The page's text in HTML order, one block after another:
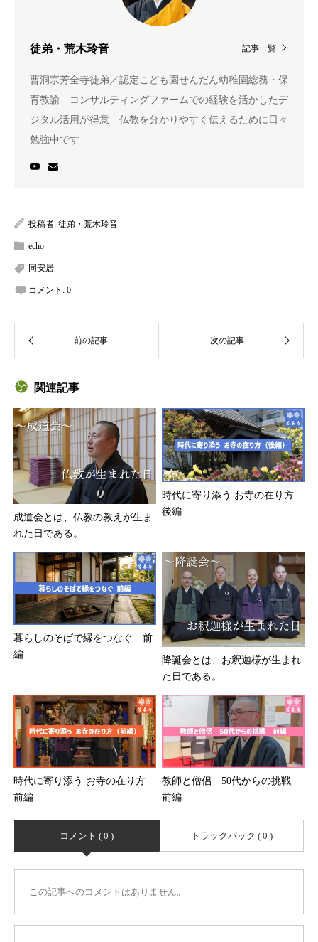
記事一覧
徒弟・荒木玲音
曹洞宗芳全寺徒弟／認定こども園せんだん幼稚園総務・保
育教諭 コンサルティングファームでの経験を活かしたデ
ジタル活用が得意 仏教を分かりやすく伝えるために日々
勉強中です
投稿者: 徒弟・荒木玲音
echo
同安居
コメント: 0
関連記事
成道会とは、仏教の教えが生ま
れた日である。
時代に寄り添う お寺の在り方
後編
暮らしのそばで縁をつなぐ 前
編
降誕会とは、お釈迦様が生まれ
た日である。
時代に寄り添う お寺の在り方
前編
教師と僧侶 50代からの挑戦
前編
コメント ( 0 ) トラックバック ( 0 )
この記事へのコメントはありません。